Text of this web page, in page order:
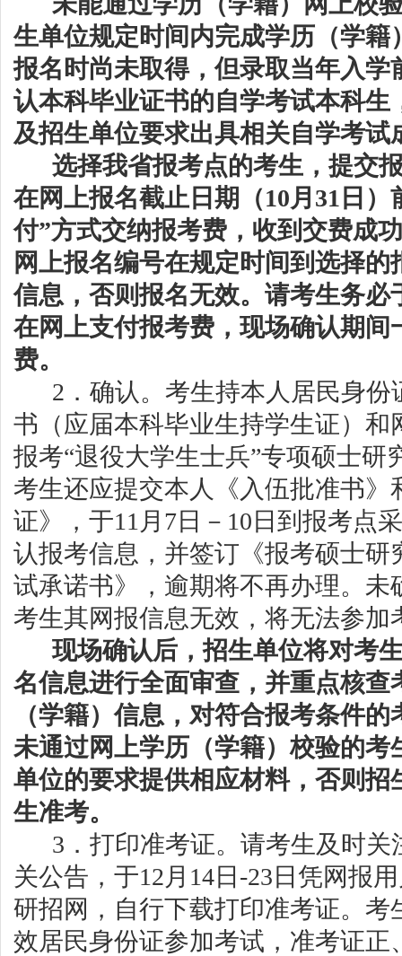
生单位规定时间内完成学历（学籍
报名 时尚未取得，但录取当年入学
认本科毕业证书的自学考试本科生
及招生单位要求出具相关自学考试
选择我省报考点的考生，提交
在网上报名截止日期（10月31日）
付”方式交纳报考费，收到交费成
网上报名编号在规定时间到选择的
信息，否则报名无效。请考生务必
在网上支付报考费，现场确认期间
费。
2．确认。考生持本人居民身份
书（应届本科毕业生持学生证）和
报考“退役大学生士兵”专项硕士研
考生还应提交本人《入伍批准书》
证》，于11月 7日－ 10 日到报考点
认报考信息，并签订《报考硕士研
试承诺书》，逾期将不再办理。 未
考生其网报信息无效，将无法参加
现场确认后，招生单位将对考
名信息进行全面审查，并重点核查
（学籍）信息，对符合报考条件
未通过网上学历（学籍）校验的考
单位的要求提供相应材料，否则招
生准考。
3． 打印准考证。请考生及时关
关公告，于12月14日 -23 日凭网报
研招网 ， 自行下载打印准考证。考
效居民身份证参加考试，准考证正